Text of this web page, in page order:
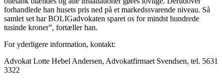
forhandlede han husets pris ned på et markedssvarende niveau. Så
samlet set har BOLIGadvokaten sparet os for mindst hundrede
tusinde kroner”, fortæller han.
For yderligere information, kontakt:
Advokat Lotte Hebel Andersen, Advokatfirmaet Svendsen, tel. 5631
3322